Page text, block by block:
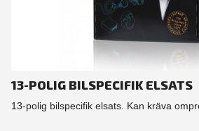
13-POLIG BILSPECIFIK ELSATS
13-polig bilspecifik elsats. Kan kräva